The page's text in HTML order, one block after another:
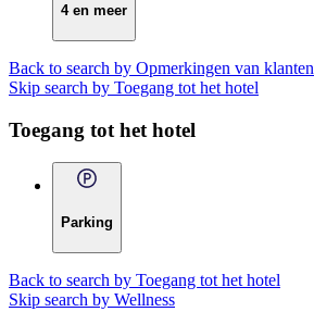
4 en meer
Back to search by Opmerkingen van klanten
Skip search by Toegang tot het hotel
Toegang tot het hotel
Parking
Back to search by Toegang tot het hotel
Skip search by Wellness